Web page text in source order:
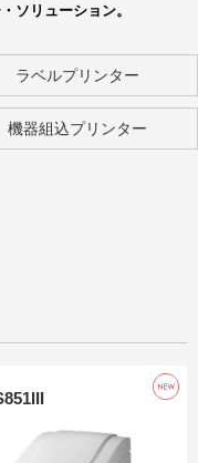
ソリューション。
ラベルプリンター
機器組込プリンター